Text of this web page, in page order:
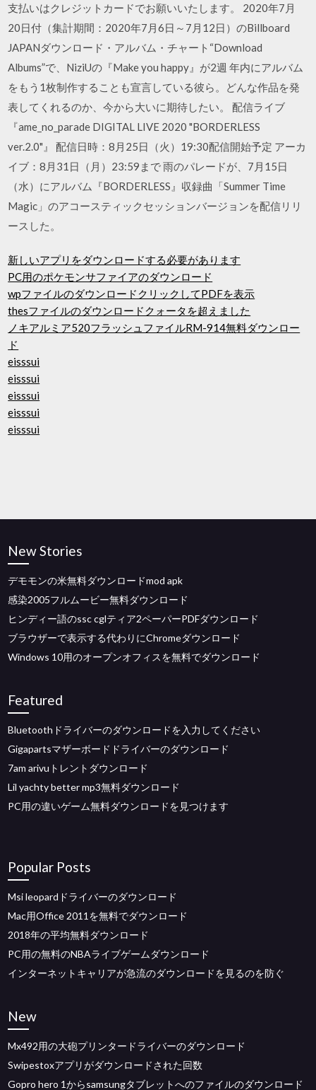
支払いはクレジットカードでお願いいたします。 2020年7月
20日付（集計期間：2020年7月6日～7月12日）のBillboard
JAPANダウンロード・アルバム・チャート“Download
Albums”で、NiziUの『Make you happy』が2週 年内にアルバム
をもう1枚制作することも宣言している彼ら。どんな作品を発
表してくれるのか、今から大いに期待したい。 配信ライブ
『ame_no_parade DIGITAL LIVE 2020 "BORDERLESS
ver.2.0"』 配信日時：8月25日（火）19:30配信開始予定 アーカ
イブ：8月31日（月）23:59まで 雨のパレードが、7月15日
（水）にアルバム『BORDERLESS』収録曲「Summer Time
Magic」のアコースティックセッションバージョンを配信リリ
ースした。
新しいアプリをダウンロードする必要があります
PC用のポケモンサファイアのダウンロード
wpファイルのダウンロードクリックしてPDFを表示
thesファイルのダウンロードクォータを超えました
ノキアルミア520フラッシュファイルRM-914無料ダウンロー
ド
eisssui
eisssui
eisssui
eisssui
eisssui
New Stories
デモモンの米無料ダウンロードmod apk
感染2005フルムービー無料ダウンロード
ヒンディー語のssc cglティア2ペーパーPDFダウンロード
ブラウザーで表示する代わりにChromeダウンロード
Windows 10用のオープンオフィスを無料でダウンロード
Featured
Bluetoothドライバーのダウンロードを入力してください
Gigapartsマザーボードドライバーのダウンロード
7am arivuトレントダウンロード
Lil yachty better mp3無料ダウンロード
PC用の違いゲーム無料ダウンロードを見つけます
Popular Posts
Msi leopardドライバーのダウンロード
Mac用Office 2011を無料でダウンロード
2018年の平均無料ダウンロード
PC用の無料のNBAライブゲームダウンロード
インターネットキャリアが急流のダウンロードを見るのを防ぐ
New
Mx492用の大砲プリンタードライバーのダウンロード
Swipestoxアプリがダウンロードされた回数
Gopro hero 1からsamsungタブレットへのファイルのダウンロード